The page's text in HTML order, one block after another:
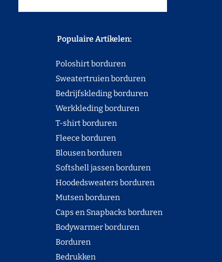
Populaire Artikelen:
Poloshirt borduren
Sweatertruien borduren
Bedrijfskleding borduren
Werkkleding borduren
T-shirt borduren
Fleece borduren
Blousen borduren
Softshell jassen borduren
Hoodedsweaters borduren
Mutsen borduren
Caps en Snapbacks borduren
Bodywarmer borduren
Borduren
Bedrukken